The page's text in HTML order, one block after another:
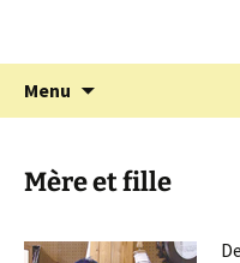
Menu
Mère et fille